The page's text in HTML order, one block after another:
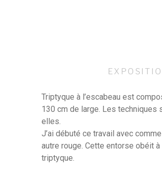
Triptyque à l’escabeau est
130 cm de large. Les techniques
elles.
J’ai débuté ce travail avec
autre rouge. Cette entorse obéit à
triptyque.